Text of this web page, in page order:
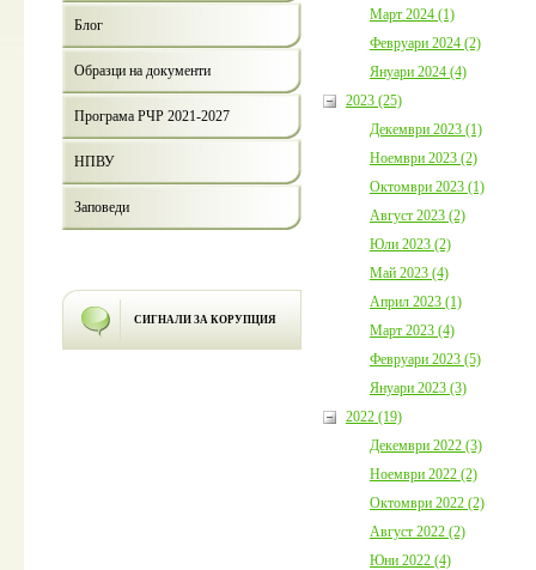
Блог
Образци на документи
Програма РЧР 2021-2027
НПВУ
Заповеди
СИГНАЛИ ЗА КОРУПЦИЯ
Март 2024 (1)
Февруари 2024 (2)
Януари 2024 (4)
2023 (25)
Декември 2023 (1)
Ноември 2023 (2)
Октомври 2023 (1)
Август 2023 (2)
Юли 2023 (2)
Май 2023 (4)
Април 2023 (1)
Март 2023 (4)
Февруари 2023 (5)
Януари 2023 (3)
2022 (19)
Декември 2022 (3)
Ноември 2022 (2)
Октомври 2022 (2)
Август 2022 (2)
Юни 2022 (4)